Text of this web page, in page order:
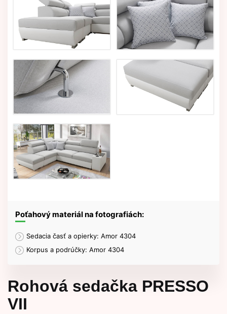
Poťahový materiál na fotografiách:
Sedacia časť a opierky: Amor 4304
Korpus a podrúčky: Amor 4304
Rohová sedačka PRESSO
VII